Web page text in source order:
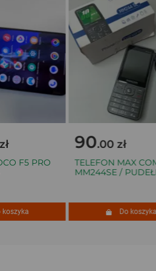
F5 PRO
90.00 zł
TELEFON MAX COM
MM244SE / PUDEŁKO
Do koszyka